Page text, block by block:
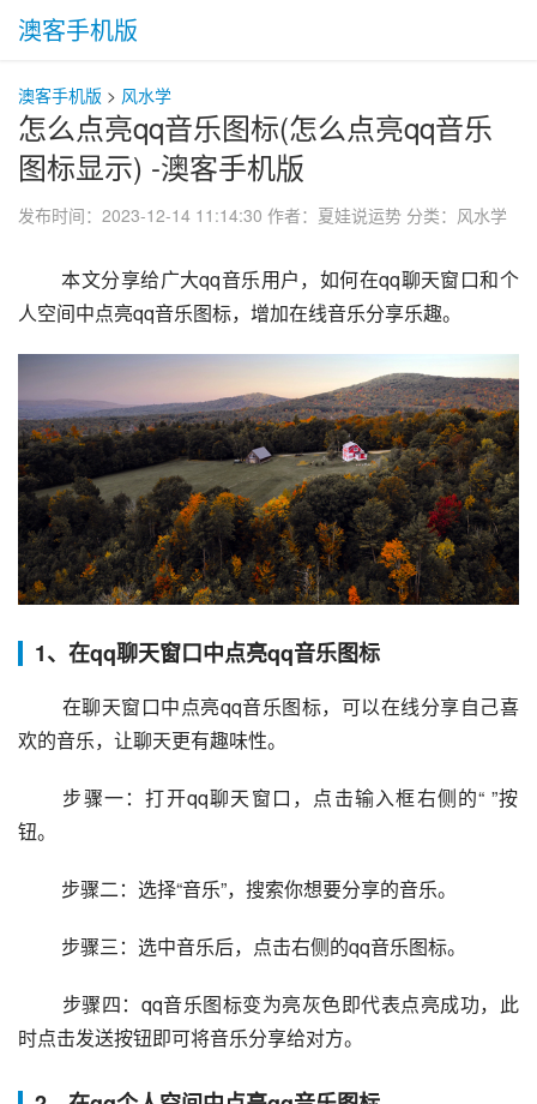
澳客手机版
澳客手机版 > 风水学
怎么点亮qq音乐图标(怎么点亮qq音乐
图标显示) -澳客手机版
发布时间：2023-12-14 11:14:30 作者：夏娃说运势 分类： 风水学
本文分享给广大qq音乐用户，如何在qq聊天窗口和个
人空间中点亮qq音乐图标，增加在线音乐分享乐趣。
1、在qq聊天窗口中点亮qq音乐图标
欢的音乐，让聊天更有趣味性。
钮。
步骤二：选择“音乐”，搜索你想要分享的音乐。
步骤三：选中音乐后，点击右侧的qq音乐图标。
时点击发送按钮即可将音乐分享给对方。